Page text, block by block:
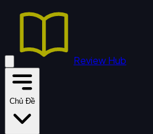
Review Hub
Chủ Đề